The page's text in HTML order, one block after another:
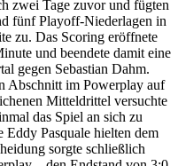
zwei Tage zuvor und fügten
fünf Playoff-Niederlagen in
zu. Das Scoring eröffnete
und beendete damit eine
gegen Sebastian Dahm.
Abschnitt im Powerplay auf
Mitteldrittel versuchte
das Spiel an sich zu
Pasquale hielten dem
sorgte schließlich